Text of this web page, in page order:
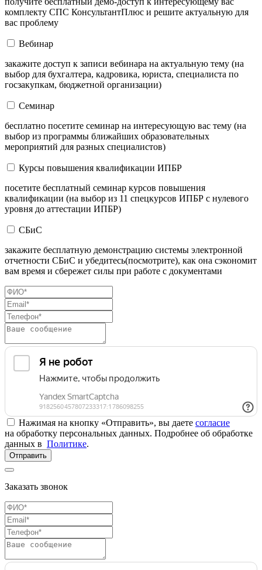
комплекту СПС КонсультантПлюс и решите актуальную для
вас проблему
Вебинар
закажите доступ к записи вебинара на актуальную тему (на
выбор для бухгалтера, кадровика, юриста, специалиста по
госзакупкам, бюджетной организации)
Семинар
бесплатно посетите семинар на интересующую вас тему (на
выбор из программы ближайших образовательных
мероприятий для разных специалистов)
Курсы повышения квалификации ИПБР
посетите бесплатный семинар курсов повышения
квалификации (на выбор из 11 спецкурсов ИПБР с нулевого
уровня до аттестации ИПБР)
СБиС
закажите бесплатную демонстрацию системы электронной
отчетности СБиС и убедитесь(посмотрите), как она сэкономит
вам время и сбережет силы при работе с документами
Нажимая на кнопку «Отправить», вы даете согласие
на обработку персональных данных. Подробнее об обработке
данных в Политике.
Отправить
Заказать звонок